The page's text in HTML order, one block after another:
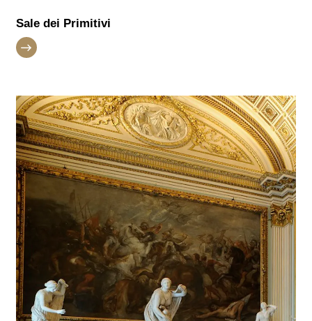
Sale dei Primitivi